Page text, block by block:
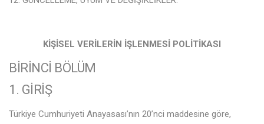
KİŞİSEL VERİLERİN İŞLENMESİ POLİTİKASI
BİRİNCİ BÖLÜM
1. GİRİŞ
Türkiye Cumhuriyeti Anayasası’nın 20’nci maddesine göre,